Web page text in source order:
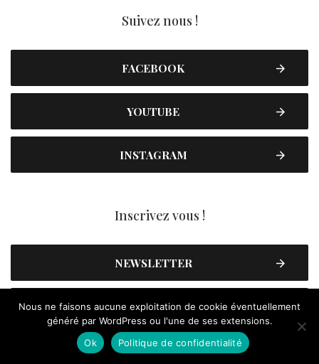
Suivez nous !
FACEBOOK
YOUTUBE
INSTAGRAM
Inscrivez vous !
NEWSLETTER
CONTACT
Nous ne faisons aucune exploitation de cookie éventuellement
généré par WordPress ou l'une de ses extensions.
Ok
Politique de confidentialité